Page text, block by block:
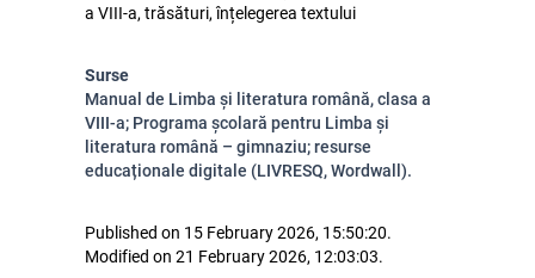
a VIII-a, trăsături, înțelegerea textului
Surse
Manual de Limba și literatura română, clasa a
VIII-a; Programa școlară pentru Limba și
literatura română – gimnaziu; resurse
educaționale digitale (LIVRESQ, Wordwall).
Published on 15 February 2026, 15:50:20.
Modified on 21 February 2026, 12:03:03.